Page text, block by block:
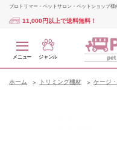
プロトリマー・ペットサロン・ペットショップ様
11,000円以上で送料無料！
メニュー ジャンル
ホーム トリミング機材 ケージ